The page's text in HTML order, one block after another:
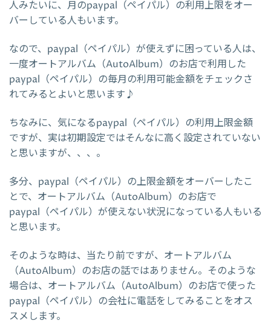
人みたいに、月のpaypal（ペイパル）の利用上限をオー
バーしている人もいます。
なので、paypal（ペイパル）が使えずに困っている人は、
一度オートアルバム（AutoAlbum）のお店で利用した
paypal（ペイパル）の毎月の利用可能金額をチェックさ
れてみるとよいと思います♪
ちなみに、気になるpaypal（ペイパル）の利用上限金額
ですが、実は初期設定ではそんなに高く設定されていない
と思いますが、、、。
多分、paypal（ペイパル）の上限金額をオーバーしたこ
とで、オートアルバム（AutoAlbum）のお店で
paypal（ペイパル）が使えない状況になっている人もいる
と思います。
そのような時は、当たり前ですが、オートアルバム
（AutoAlbum）のお店の話ではありません。そのような
場合は、オートアルバム（AutoAlbum）のお店で使った
paypal（ペイパル）の会社に電話をしてみることをオス
スメします。